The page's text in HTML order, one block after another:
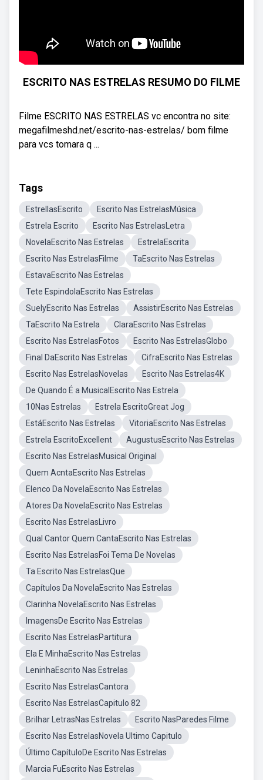
ESCRITO NAS ESTRELAS RESUMO DO FILME
Filme ESCRITO NAS ESTRELAS vc encontra no site:
megafilmeshd.net/escrito-nas-estrelas/ bom filme
para vcs tomara q ...
Tags
EstrellasEscrito
Escrito Nas EstrelasMúsica
Estrela Escrito
Escrito Nas EstrelasLetra
NovelaEscrito Nas Estrelas
EstrelaEscrita
Escrito Nas EstrelasFilme
TaEscrito Nas Estrelas
EstavaEscrito Nas Estrelas
Tete EspindolaEscrito Nas Estrelas
SuelyEscrito Nas Estrelas
AssistirEscrito Nas Estrelas
TaEscrito Na Estrela
ClaraEscrito Nas Estrelas
Escrito Nas EstrelasFotos
Escrito Nas EstrelasGlobo
Final DaEscrito Nas Estrelas
CifraEscrito Nas Estrelas
Escrito Nas EstrelasNovelas
Escrito Nas Estrelas4K
De Quando É a MusicalEscrito Nas Estrela
10Nas Estrelas
Estrela EscritoGreat Jog
EstáEscrito Nas Estrelas
VitoriaEscrito Nas Estrelas
Estrela EscritoExcellent
AugustusEscrito Nas Estrelas
Escrito Nas EstrelasMusical Original
Quem AcntaEscrito Nas Estrelas
Elenco Da NovelaEscrito Nas Estrelas
Atores Da NovelaEscrito Nas Estrelas
Escrito Nas EstrelasLivro
Qual Cantor Quem CantaEscrito Nas Estrelas
Escrito Nas EstrelasFoi Tema De Novelas
Ta Escrito Nas EstrelasQue
Capítulos Da NovelaEscrito Nas Estrelas
Clarinha NovelaEscrito Nas Estrelas
ImagensDe Escrito Nas Estrelas
Escrito Nas EstrelasPartitura
Ela E MinhaEscrito Nas Estrelas
LeninhaEscrito Nas Estrelas
Escrito Nas EstrelasCantora
Escrito Nas EstrelasCapitulo 82
Brilhar LetrasNas Estrelas
Escrito NasParedes Filme
Escrito Nas EstrelasNovela Ultimo Capitulo
Último CapítuloDe Escrito Nas Estrelas
Marcia FuEscrito Nas Estrelas